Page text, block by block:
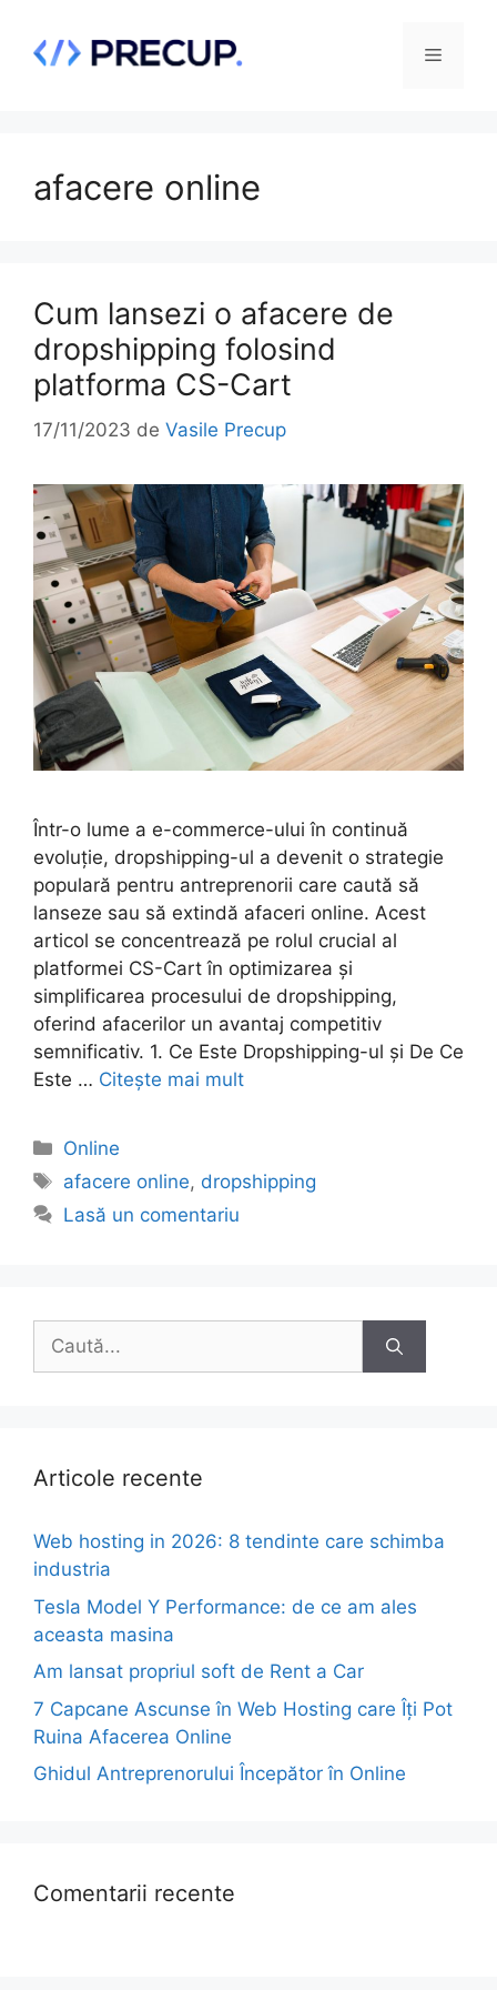
conținut
Meniu
afacere online
Cum lansezi o afacere de
dropshipping folosind
platforma CS-Cart
17/11/2023 de Vasile Precup
Într-o lume a e-commerce-ului în continuă
evoluție, dropshipping-ul a devenit o strategie
populară pentru antreprenorii care caută să
lanseze sau să extindă afaceri online. Acest
articol se concentrează pe rolul crucial al
platformei CS-Cart în optimizarea și
simplificarea procesului de dropshipping,
oferind afacerilor un avantaj competitiv
semnificativ. 1. Ce Este Dropshipping-ul și De Ce
Este … Citește mai mult
Categorii
Online
Etichete
afacere online, dropshipping
Lasă un comentariu
Caută
Articole recente
Web hosting in 2026: 8 tendinte care schimba
industria
Tesla Model Y Performance: de ce am ales
aceasta masina
Am lansat propriul soft de Rent a Car
7 Capcane Ascunse în Web Hosting care Îți Pot
Ruina Afacerea Online
Ghidul Antreprenorului Începător în Online
Comentarii recente